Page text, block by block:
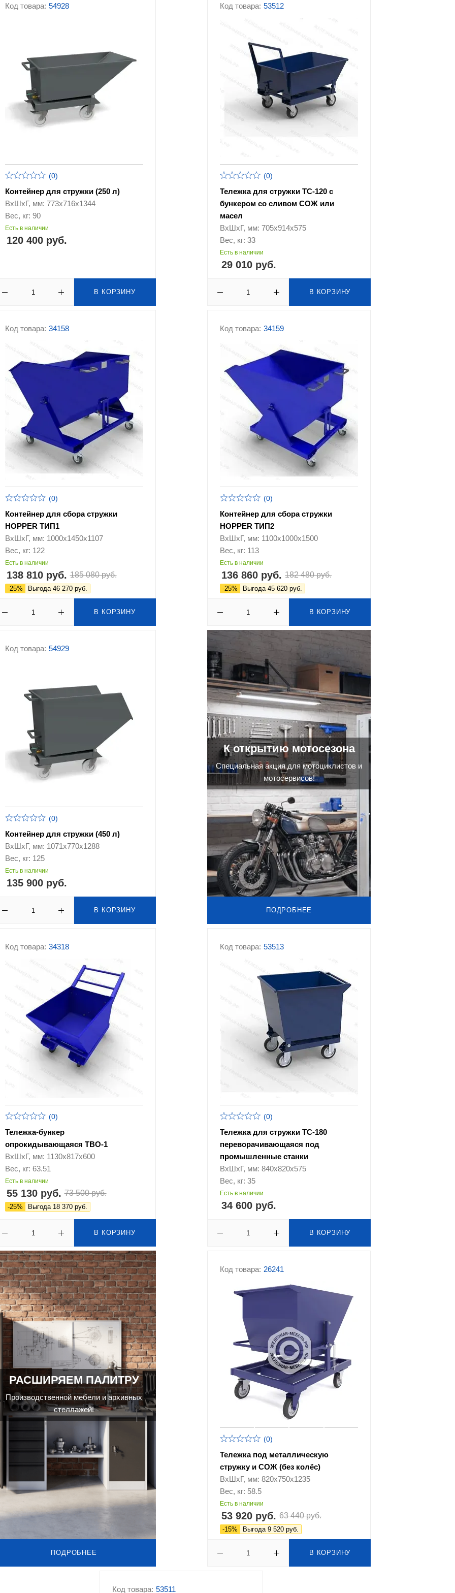
комплектующие для тележек
Код товара: 54928
(0)
Контейнер для стружки (250 л)
ВхШхГ, мм: 773х716х1344
Вес, кг: 90
Есть в наличии
120 400 руб.
В КОРЗИНУ
Код товара: 53512
(0)
Тележка для стружки ТС-120 с
бункером со сливом СОЖ или
масел
ВхШхГ, мм: 705х914х575
Вес, кг: 33
Есть в наличии
29 010 руб.
В КОРЗИНУ
Код товара: 34158
(0)
Контейнер для сбора стружки
HOPPER ТИП1
ВхШхГ, мм: 1000х1450х1107
Вес, кг: 122
Есть в наличии
138 810 руб. 185 080 руб.
-25% Выгода 46 270 руб.
В КОРЗИНУ
Код товара: 34159
(0)
Контейнер для сбора стружки
HOPPER ТИП2
ВхШхГ, мм: 1100х1000х1500
Вес, кг: 113
Есть в наличии
136 860 руб. 182 480 руб.
-25% Выгода 45 620 руб.
В КОРЗИНУ
Код товара: 54929
(0)
Контейнер для стружки (450 л)
ВхШхГ, мм: 1071х770х1288
Вес, кг: 125
Есть в наличии
135 900 руб.
В КОРЗИНУ
К открытию мотосезона
Cпециальная акция для мотоциклистов и
мотосервисов!
ПОДРОБНЕЕ
Код товара: 34318
(0)
Тележка-бункер
опрокидывающаяся ТВО-1
ВхШхГ, мм: 1130х817х600
Вес, кг: 63.51
Есть в наличии
55 130 руб. 73 500 руб.
-25% Выгода 18 370 руб.
В КОРЗИНУ
Код товара: 53513
(0)
Тележка для стружки ТС-180
переворачивающаяся под
промышленные станки
ВхШхГ, мм: 840х820х575
Вес, кг: 35
Есть в наличии
34 600 руб.
В КОРЗИНУ
РАСШИРЯЕМ ПАЛИТРУ
Производственной мебели и архивных
стеллажей!
ПОДРОБНЕЕ
Код товара: 26241
(0)
Тележка под металлическую
стружку и СОЖ (без колёс)
ВхШхГ, мм: 820х750х1235
Вес, кг: 58.5
Есть в наличии
53 920 руб. 63 440 руб.
-15% Выгода 9 520 руб.
В КОРЗИНУ
Код товара: 53511